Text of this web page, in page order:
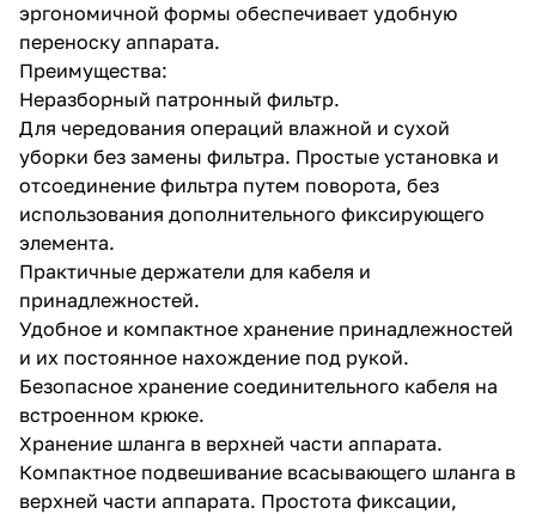
эргономичной формы обеспечивает удобную
переноску аппарата.
Преимущества:
Неразборный патронный фильтр.
Для чередования операций влажной и сухой
уборки без замены фильтра. Простые установка и
отсоединение фильтра путем поворота, без
использования дополнительного фиксирующего
элемента.
Практичные держатели для кабеля и
принадлежностей.
Удобное и компактное хранение принадлежностей
и их постоянное нахождение под рукой.
Безопасное хранение соединительного кабеля на
встроенном крюке.
Хранение шланга в верхней части аппарата.
Компактное подвешивание всасывающего шланга в
верхней части аппарата. Простота фиксации,